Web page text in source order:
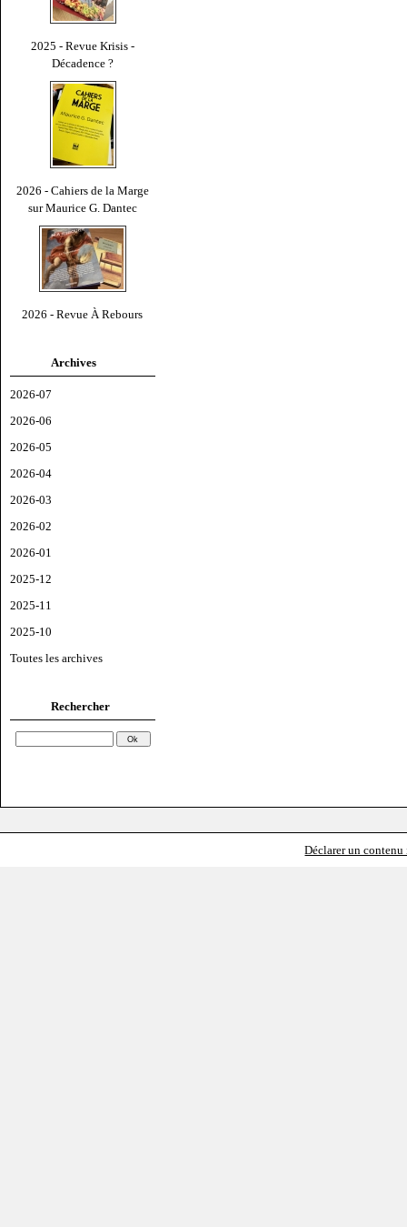
2025 - Revue Krisis -
Décadence ?
2026 - Cahiers de la Marge
sur Maurice G. Dantec
2026 - Revue À Rebours
Archives
2026-07
2026-06
2026-05
2026-04
2026-03
2026-02
2026-01
2025-12
2025-11
2025-10
Toutes les archives
Rechercher
Déclarer un